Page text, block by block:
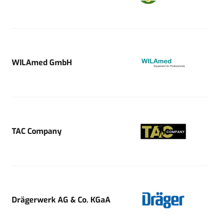
WILAmed GmbH
TAC Company
Drägerwerk AG & Co. KGaA